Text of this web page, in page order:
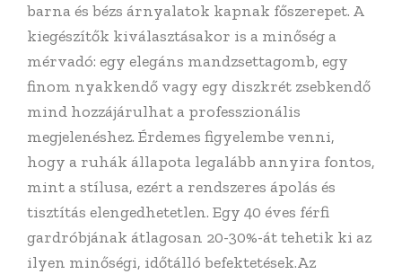
barna és bézs árnyalatok kapnak főszerepet. A
kiegészítők kiválasztásakor is a minőség a
mérvadó: egy elegáns mandzsettagomb, egy
finom nyakkendő vagy egy diszkrét zsebkendő
mind hozzájárulhat a professzionális
megjelenéshez. Érdemes figyelembe venni,
hogy a ruhák állapota legalább annyira fontos,
mint a stílusa, ezért a rendszeres ápolás és
tisztítás elengedhetetlen. Egy 40 éves férfi
gardróbjának átlagosan 20-30%-át tehetik ki az
ilyen minőségi, időtálló befektetések.Az